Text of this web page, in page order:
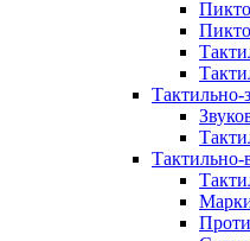
Тактильно-
Тактильно-